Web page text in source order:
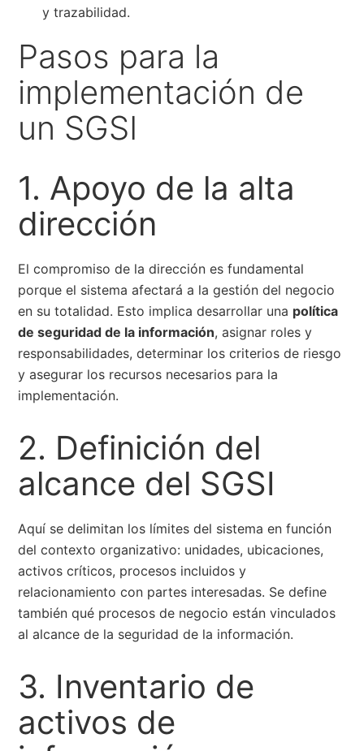
y trazabilidad.
Pasos para la
implementación de
un SGSI
1. Apoyo de la alta
dirección
El compromiso de la dirección es fundamental
porque el sistema afectará a la gestión del negocio
en su totalidad. Esto implica desarrollar una política
de seguridad de la información, asignar roles y
responsabilidades, determinar los criterios de riesgo
y asegurar los recursos necesarios para la
implementación.
2. Definición del
alcance del SGSI
Aquí se delimitan los límites del sistema en función
del contexto organizativo: unidades, ubicaciones,
activos críticos, procesos incluidos y
relacionamiento con partes interesadas. Se define
también qué procesos de negocio están vinculados
al alcance de la seguridad de la información.
3. Inventario de
activos de